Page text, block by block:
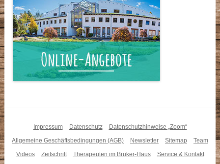
Impressum Datenschutz
Datenschutzhinweise „Zoom“
Allgemeine Geschäftsbedingungen (AGB)
Newsletter Sitemap
Team
Videos
Zeitschrift Therapeuten im Bruker-Haus
Service & Kontakt